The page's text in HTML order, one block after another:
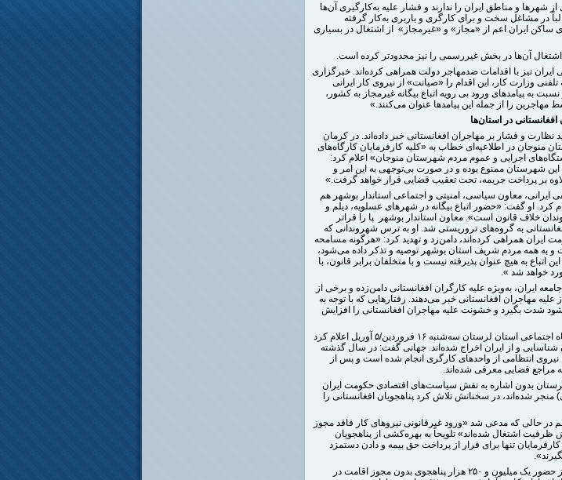
شهرها و مناطق ایران را ندارند و فشار علیه به‌کارگیری آن‌ها
در مشاغل سخت و برای کارگری و باربری به‌کار گرفته
ساکن ایران اعم از «مجاز» و «غیرمجاز» از اشتغال در بسیاری
اشتغال آن‌ها در بخش غیررسمی را نیز محدودتر کرده است.
نیز با اقدامات ضدمهاجر دولت همراهی کرده‌اند. خبرگزاری
وزارت کار، این اقدام را «صیانت» از نیروی کار ایرانی
به پیامدهای ورود بی رویه اتباع بیگانه غیرمجاز به کشور،
را از جمله این پیامدها عنوان می‌کنند.»
در استان‌ها
و فشار بر مهاجران افغانستانی خبر داده‌اند. در کرمان
منوجان در اطلاعیه‌ای خطاب به «کلیه کارفرمایان کارگاه‌های
اجرایی و عموم مردم شهرستان منوجان» اعلام کرد:
این شهرستان ممنوع بوده و در صورت بی‌توجهی به این امر و
بر پرداخت جریمه، تحت تعقیب قضایی قرار خواهد گرفت.»
معاون سیاسی، امنیتی و اجتماعی استاندار بوشهر هم
کرد. او گفت: «حضور اتباع بیگانه در شهرهای عسلویه، دیلم و
خلاف قانون است». معاون استاندار بوشهر پا را فراتر
به گروه‌های تروریستی شد. او به ترس شهروندانی که
ایران همراهی کرده‌اند، دامن‌زد و تهدید کرد: «هرگونه مسامحه
همه مردم شریف استان بوشهر توصیه و تذکر داده می‌شود،
به هیچ عنوان پذیرفته نیست و با متخلفان برابر قانون، با
خواهد شد ».
ایران، به‌ویژه علیه کارگران افغانستانی دامن‌زده و برخی از
مهاجران افغانستانی خبر می‌دهند. رفتارهایی که با توجه به
شدت بگیرد و خشونت علیه مهاجران افغانستانی را افزایش
علی جهانی، سرپرست اداره کل تعاون کار ورفاه اجتماعی استان لرستان سه‌شنبه ۱۶ فروردین/۵ آوریل اعلام کرد
شناسایی و از ایران اخراج شده‌اند. جهانی گفت:‌ در سال گذشته
و ۸۳ گشت مشترک با نیروی انتظامی از واحدهای کارگری انجام شده است و پس از
بدون اشاره به نقش سیاست‌های اقتصادی حکومت ایران
شده‌اند، در سخنانش تلاش کرد پناهجویان افغانستانی را
حالی که مدعی شد «ورود غیرقانونی نیروهای کار فاقد مجوز
اشتغال شده‌اند» تلویحاً به بهره‌کشی از پناهجویان
تنها برای فرار از پرداخت حق بیمه و دادن دستمزد
مدیر کل امور اتباع کشور در مهر سال گذشته از حضور یک میلیون و ۲۵۰ هزار پناهجوی بدون مجوز اقامت در